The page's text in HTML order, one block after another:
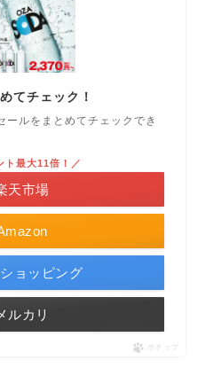
てチェック！
ールをまとめてチェックでき
ト最大11倍！／
天市場
ョッピング
ルカリ
ポチップ